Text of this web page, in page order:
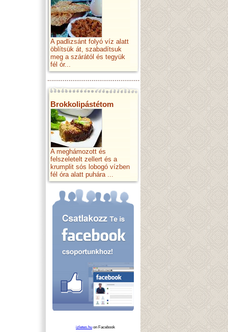
A padlizsánt folyó víz alatt
öblítsük át, szabadítsuk
meg a szárától és tegyük
fél ór...
Brokkolipástétom
A meghámozott és
felszeletelt zellert és a
krumplit sós lobogó vízben
fél óra alatt puhára ...
izletes.hu on Facebook